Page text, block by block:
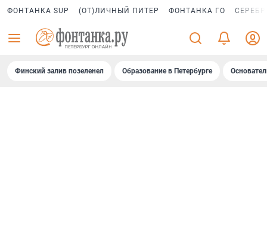
ФОНТАНКА SUP (ОТ)ЛИЧНЫЙ ПИТЕР ФОНТАНКА ГО
Финский залив позеленел Образование в Петербурге